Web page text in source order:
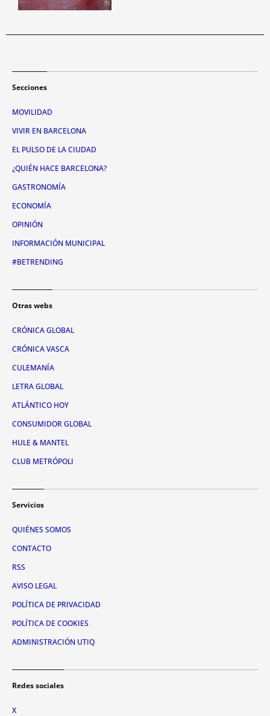
Secciones
MOVILIDAD
VIVIR EN BARCELONA
EL PULSO DE LA CIUDAD
¿QUIÉN HACE BARCELONA?
GASTRONOMÍA
ECONOMÍA
OPINIÓN
INFORMACIÓN MUNICIPAL
#BETRENDING
Otras webs
CRÓNICA GLOBAL
CRÓNICA VASCA
CULEMANÍA
LETRA GLOBAL
ATLÁNTICO HOY
CONSUMIDOR GLOBAL
HULE & MANTEL
CLUB METRÓPOLI
Servicios
QUIÉNES SOMOS
CONTACTO
RSS
AVISO LEGAL
POLÍTICA DE PRIVACIDAD
POLÍTICA DE COOKIES
ADMINISTRACIÓN UTIQ
Redes sociales
X